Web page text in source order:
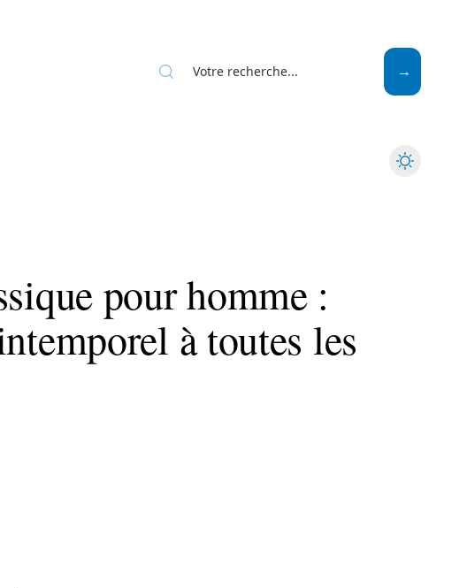
pour homme :
à toutes les